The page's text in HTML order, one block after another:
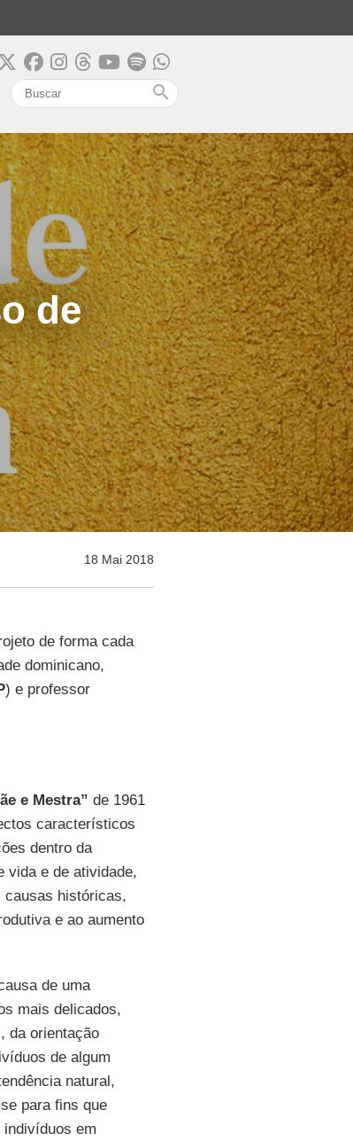
search
de
18 Mai 2018
de forma cada
dominicano,
) e professor
e Mestra” de 1961
característicos
dentro da
vida e de atividade,
históricas,
e ao aumento
de uma
mais delicados,
da orientação
de algum
natural,
para fins que
em